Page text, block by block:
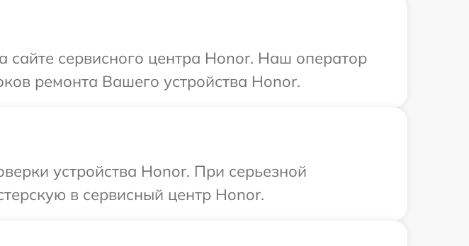
сайте сервисного центра Honor. Наш оператор
ремонта Вашего устройства Honor.
устройства Honor. При серьезной
в сервисный центр Honor.